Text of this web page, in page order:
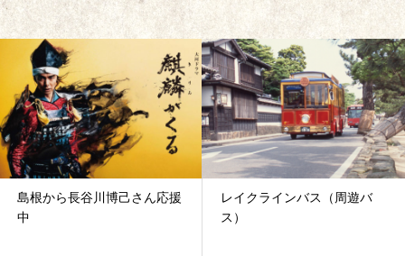
島根から長谷川博己さん応援
中
レイクラインバス（周遊バ
ス）